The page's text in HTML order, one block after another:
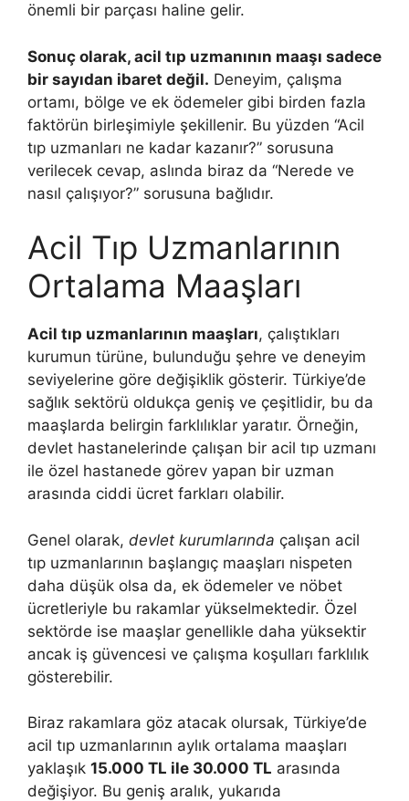
önemli bir parçası haline gelir.
Sonuç olarak, acil tıp uzmanının maaşı sadece
bir sayıdan ibaret değil. Deneyim, çalışma
ortamı, bölge ve ek ödemeler gibi birden fazla
faktörün birleşimiyle şekillenir. Bu yüzden “Acil
tıp uzmanları ne kadar kazanır?” sorusuna
verilecek cevap, aslında biraz da “Nerede ve
nasıl çalışıyor?” sorusuna bağlıdır.
Acil Tıp Uzmanlarının
Ortalama Maaşları
Acil tıp uzmanlarının maaşları, çalıştıkları
kurumun türüne, bulunduğu şehre ve deneyim
seviyelerine göre değişiklik gösterir. Türkiye’de
sağlık sektörü oldukça geniş ve çeşitlidir, bu da
maaşlarda belirgin farklılıklar yaratır. Örneğin,
devlet hastanelerinde çalışan bir acil tıp uzmanı
ile özel hastanede görev yapan bir uzman
arasında ciddi ücret farkları olabilir.
Genel olarak, devlet kurumlarında çalışan acil
tıp uzmanlarının başlangıç maaşları nispeten
daha düşük olsa da, ek ödemeler ve nöbet
ücretleriyle bu rakamlar yükselmektedir. Özel
sektörde ise maaşlar genellikle daha yüksektir
ancak iş güvencesi ve çalışma koşulları farklılık
gösterebilir.
Biraz rakamlara göz atacak olursak, Türkiye’de
acil tıp uzmanlarının aylık ortalama maaşları
yaklaşık 15.000 TL ile 30.000 TL arasında
değişiyor. Bu geniş aralık, yukarıda